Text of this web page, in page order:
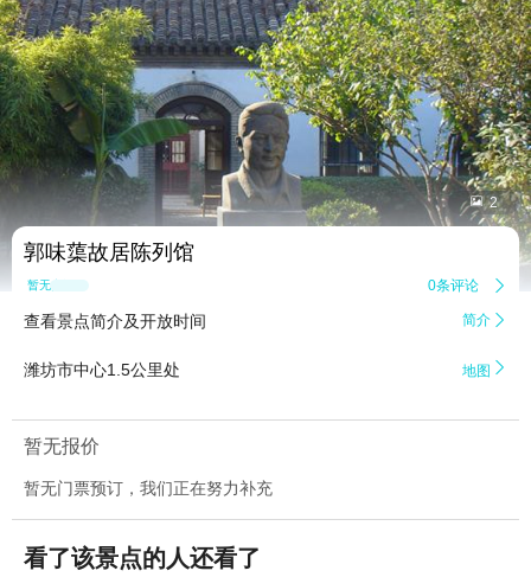
 2
郭味蕖故居陈列馆
暂无点评 0条评论 
查看景点简介及开放时间 简介 
潍坊市中心1.5公里处 地图 
暂无报价
暂无门票预订，我们正在努力补充
看了该景点的人还看了
